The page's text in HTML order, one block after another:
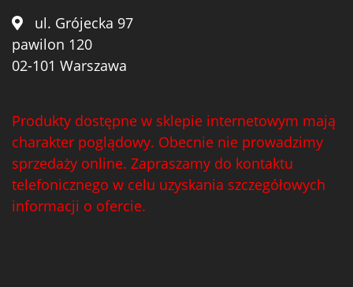
ul. Grójecka 97
pawilon 120
02-101 Warszawa
Produkty dostępne w sklepie internetowym mają
charakter poglądowy. Obecnie nie prowadzimy
sprzedaży online. Zapraszamy do kontaktu
telefonicznego w celu uzyskania szczegółowych
informacji o ofercie.